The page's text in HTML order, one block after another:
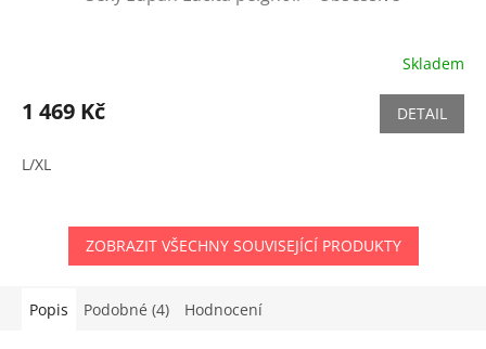
Skladem
1 469 Kč DETAIL
L/XL
ZOBRAZIT VŠECHNY SOUVISEJÍCÍ PRODUKTY
Popis Podobné (4) Hodnocení